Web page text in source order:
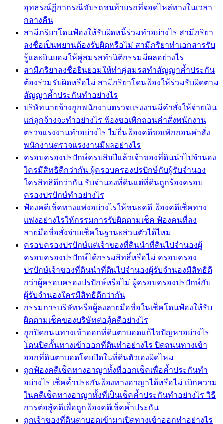
อุทธรณ์ฏีกากรณีขับรถชนท้ายรถที่จอดไหล่ทางในเวลา
กลางคืน
สามีภริยาโดนฟ้องให้รับผิดหนี้ร่วมทำอย่างไร สามีภริยา
ลงชื่อเป็นพยานต้องรับผิดหรือไม่ สามีภริยาทำเอกสารรับ
รู้และยินยอมให้คู่สมรสทำนิติกรรมมีผลอย่างไร
สามีภริยาลงชื่อยินยอมให้ทำคู่สมรสทำสัญญาค้ำประกัน
ต้องร่วมรับผิดหรือไม่ สามีภริยาโดนฟ้องให้ร่วมรับผิดตาม
สัญญาค้ำประกันทำอย่างไร
บริษัทนายจ้างถูกพนักงานตรวจแรงงานมีคำสั่งให้จ่ายเงิน
แก่ลูกจ้างจะทำอย่างไร ฟ้องขอเพิกถอนคำสั่งพนักงาน
ตรวจแรงงานทำอย่างไร ไม่ยื่นฟ้องคดีขอเพิกถอนคำสั่ง
พนักงานตรวจแรงงานมีผลอย่างไร
ครอบครองปรปักษ์ครบสิบปีแล้วเจ้าของที่ดินนำไปจำนอง
ใครมีสิทธิดีกว่ากัน ผู้ครอบครองปรปักษ์กับผู้รับจำนอง
ใครสิทธิดีกว่ากัน รับจำนองที่ดินแต่ที่ดินถูกร้องครอบ
ครองปรปักษ์ทำอย่างไร
ฟ้องคดีเช็คทางแพ่งอย่างไรให้ชนะคดี ฟ้องคดีเช็คทาง
แพ่งอย่างไรให้กรรมการรับผิดตามเช็ค ฟ้องคนที่ลง
ลายมือชื่อสั่งจ่ายเช็คในฐานะส่วนตัวได้ไหม
ครอบครองปรปักษ์แต่เจ้าของที่ดินนำที่ดินไปจำนองผู้
ครอบครองปรปักษ์ได้กรรมสิทธิ์หรือไม่ ครอบครอง
ปรปักษ์เจ้าของที่ดินนำที่ดินไปจำนองผู้รับจำนองมีสิทธิดี
กว่าผู้ครอบครองปรปักษ์หรือไม่ ผู้ครอบครองปรปักษ์กับ
ผู้รับจำนองใครมีสิทธิดีกว่ากัน
กรรมการบริษัทหรือผู้ลงลายมือชื่อในเช็คโดนฟ้องให้รับ
ผิดตามเช็คของบริษัทต่อสู้คดีอย่างไร
ถูกปิดถนนทางเข้าออกที่ดินตาบอดแก้ไขปัญหาอย่างไร
โดนปิดกั้นทางเข้าออกที่ดินทำอย่างไร ปิดถนนทางเข้า
ออกที่ดินตาบอดโดยปิดในที่ดินตัวเองผิดไหม
ถูกฟ้องคดีเช็คทางอาญาทั้งที่ออกเช็คเพื่อค้ำประกันทำ
อย่างไร เช็คค้ำประกันฟ้องทางอาญาได้หรือไม่ เบิกความ
ในคดีเช็คทางอาญาทั้งที่เป็นเช็คค้ำประกันทำอย่างไร วิธี
การต่อสู้คดีเพื่อถูกฟ้องคดีเช็คค้ำประกัน
ถูกเจ้าของที่ดินตาบอดเข้ามาเปิดทางเข้าออกทำอย่างไร